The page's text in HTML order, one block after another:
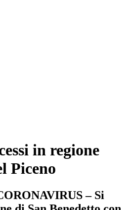
in regione
Piceno
– Si